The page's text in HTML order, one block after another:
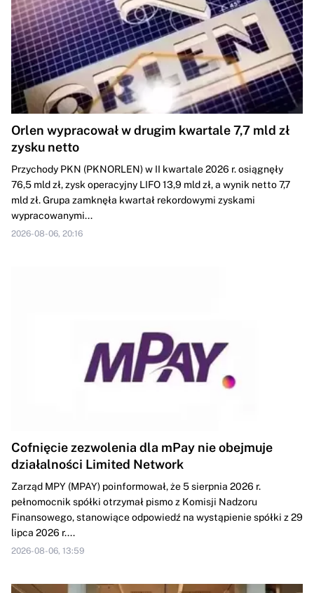
Orlen wypracował w drugim kwartale 7,7 mld zł
zysku netto
Przychody PKN (PKNORLEN) w II kwartale 2026 r. osiągnęły
76,5 mld zł, zysk operacyjny LIFO 13,9 mld zł, a wynik netto 7,7
mld zł. Grupa zamknęła kwartał rekordowymi zyskami
wypracowanymi...
2026-08-06, 20:16
Cofnięcie zezwolenia dla mPay nie obejmuje
działalności Limited Network
Zarząd MPY (MPAY) poinformował, że 5 sierpnia 2026 r.
pełnomocnik spółki otrzymał pismo z Komisji Nadzoru
Finansowego, stanowiące odpowiedź na wystąpienie spółki z 29
lipca 2026 r....
2026-08-06, 13:59